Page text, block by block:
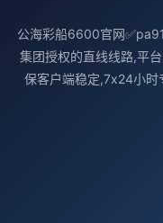
公海彩船6600官网
集团授权的直线线路,平
保客户端稳定,7x24小时